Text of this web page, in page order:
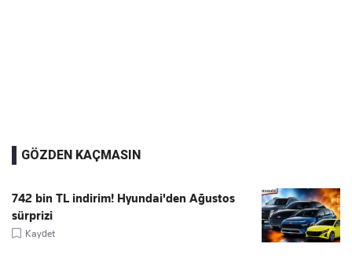
GÖZDEN KAÇMASIN
742 bin TL indirim! Hyundai'den Ağustos
sürprizi
Kaydet